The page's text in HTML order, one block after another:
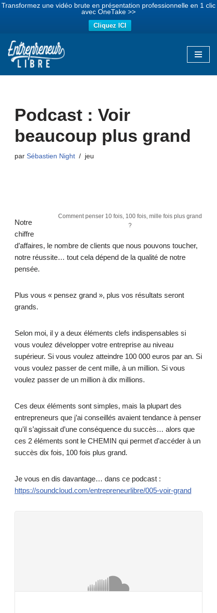
Transformez une vidéo brute en présentation professionnelle en 1 clic
avec OneTake >>
Cliquez ICI
Aller
Podcast : Voir
beaucoup plus grand
par Sébastien Night jeu
Comment penser 10 fois, 100 fois, mille fois plus grand
?
Notre
chiffre
d’affaires, le nombre de clients que nous pouvons toucher,
notre réussite… tout cela dépend de la qualité de notre
pensée.
Plus vous « pensez grand », plus vos résultats seront
grands.
Selon moi, il y a deux éléments clefs indispensables si
vous voulez développer votre entreprise au niveau
supérieur. Si vous voulez atteindre 100 000 euros par an. Si
vous voulez passer de cent mille, à un million. Si vous
voulez passer de un million à dix millions.
Ces deux éléments sont simples, mais la plupart des
entrepreneurs que j’ai conseillés avaient tendance à penser
qu’il s’agissait d’une conséquence du succès… alors que
ces 2 éléments sont le CHEMIN qui permet d’accéder à un
succès dix fois, 100 fois plus grand.
Je vous en dis davantage… dans ce podcast :
https://soundcloud.com/entrepreneurlibre/005-voir-grand